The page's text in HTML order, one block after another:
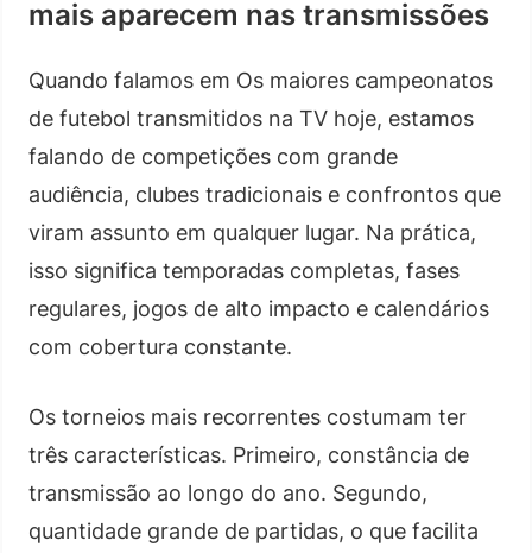
mais aparecem nas transmissões
Quando falamos em Os maiores campeonatos
de futebol transmitidos na TV hoje, estamos
falando de competições com grande
audiência, clubes tradicionais e confrontos que
viram assunto em qualquer lugar. Na prática,
isso significa temporadas completas, fases
regulares, jogos de alto impacto e calendários
com cobertura constante.
Os torneios mais recorrentes costumam ter
três características. Primeiro, constância de
transmissão ao longo do ano. Segundo,
quantidade grande de partidas, o que facilita